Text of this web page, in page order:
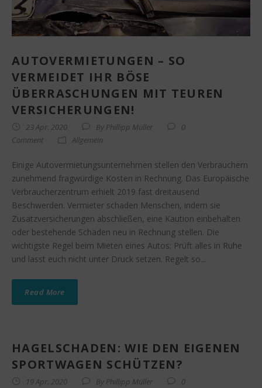
AUTOVERMIETUNGEN – SO
VERMEIDET IHR BÖSE
ÜBERRASCHUNGEN MIT TEUREN
VERSICHERUNGEN!
23 Apr. 2020 By Phillipp Müller
0
Comment
Allgemein
Einige Autovermietungsunternehmen stellen den Verbrauchern
zunehmend fragwürdige Kosten in Rechnung. Das Europäische
Verbraucherzentrum erhielt 2019 fast dreitausend
Beschwerden. Vermieter schaden Menschen, indem sie
Zusatzversicherungen abschließen, eine Kaution einbehalten
oder bestehende Schäden neu in Rechnung stellen. Die
wichtigste Regel beim Mieten eines Autos: Prüft alles in Ruhe
und lasst euch nicht unter Druck setzen. Regelt so...
Read More
HAGELSCHADEN: WIE DEN EIGENEN
SPORTWAGEN SCHÜTZEN?
19 Apr. 2020 By Phillipp Müller
0